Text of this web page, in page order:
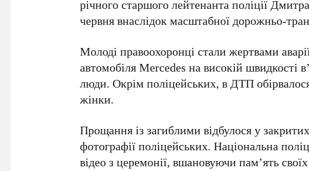
річногостаршого лейтенанта поліції
червнявнаслідок масштабної дорожньо-
Молоді правоохоронці стали жертвами
автомобіля Mercedes на високій швидкості
люди. Окрім поліцейських, в ДТП
жінки.
Прощання із загиблими відбулося у
фотографії поліцейських. Національна
відео з церемонії, вшановуючи пам’ять